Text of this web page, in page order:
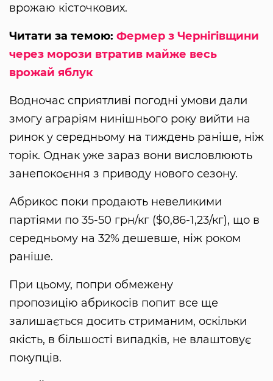
врожаю кісточкових.
Читати за темою: Фермер з Чернігівщини
через морози втратив майже весь
врожай яблук
Водночас сприятливі погодні умови дали
змогу аграріям нинішнього року вийти на
ринок у середньому на тиждень раніше, ніж
торік. Однак уже зараз вони висловлюють
занепокоєння з приводу нового сезону.
Абрикос поки продають невеликими
партіями по 35-50 грн/кг ($0,86-1,23/кг), що в
середньому на 32% дешевше, ніж роком
раніше.
При цьому, попри обмежену
пропозицію абрикосів попит все ще
залишається досить стриманим, оскільки
якість, в більшості випадків, не влаштовує
покупців.